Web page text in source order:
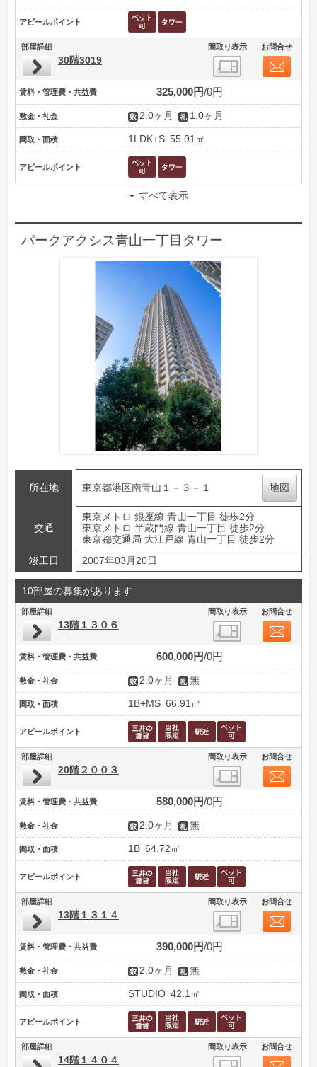
アピールポイント
部屋詳細 間取り表示 お問合せ
30階3019
賃料・管理費・共益費 325,000円 0円
敷金・礼金 2.0ヶ月 1.0ヶ月
間取・面積 1LDK+S 55.91㎡
アピールポイント
すべて表示
パークアクシス青山一丁目タワー
所在地 東京都港区南青山１－３－１ 地図
交通
東京メトロ 銀座線 青山一丁目 徒歩2分
東京メトロ 半蔵門線 青山一丁目 徒歩2分
東京都交通局 大江戸線 青山一丁目 徒歩2分
竣工日
2007年03月20日
10部屋の募集があります
部屋詳細 間取り表示 お問合せ
13階１３０６
賃料・管理費・共益費 600,000円 0円
敷金・礼金 2.0ヶ月 無
間取・面積 1B+MS 66.91㎡
アピールポイント
部屋詳細 間取り表示 お問合せ
20階２００３
賃料・管理費・共益費 580,000円 0円
敷金・礼金 2.0ヶ月 無
間取・面積 1B 64.72㎡
アピールポイント
部屋詳細 間取り表示 お問合せ
13階１３１４
賃料・管理費・共益費 390,000円 0円
敷金・礼金 2.0ヶ月 無
間取・面積 STUDIO 42.1㎡
アピールポイント
部屋詳細 間取り表示 お問合せ
14階１４０４